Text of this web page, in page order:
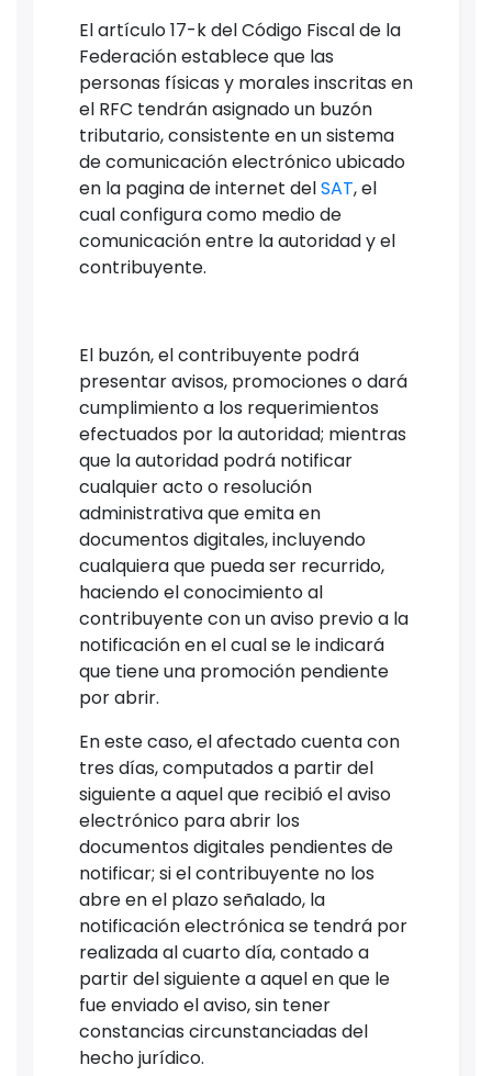
El artículo 17-k del Código Fiscal de la
Federación establece que las
personas físicas y morales inscritas en
el RFC tendrán asignado un buzón
tributario, consistente en un sistema
de comunicación electrónico ubicado
en la pagina de internet delSAT, el
cual configura como medio de
comunicación entre la autoridad y el
contribuyente.
El buzón, el contribuyente podrá
presentar avisos, promociones o dará
cumplimiento a los requerimientos
efectuados por la autoridad; mientras
que la autoridad podrá notificar
cualquier acto o resolución
administrativa que emita en
documentos digitales, incluyendo
cualquiera que pueda ser recurrido,
haciendo el conocimiento al
contribuyente con un aviso previo a la
notificación en el cual se le indicará
que tiene una promoción pendiente
por abrir.
En este caso, el afectado cuenta con
tres días, computados a partir del
siguiente a aquel que recibió el aviso
electrónico para abrir los
documentos digitales pendientes de
notificar; si el contribuyente no los
abre en el plazo señalado, la
notificación electrónica se tendrá por
realizada al cuarto día, contado a
partir del siguiente a aquel en que le
fue enviado el aviso, sin tener
constancias circunstanciadas del
hecho jurídico.